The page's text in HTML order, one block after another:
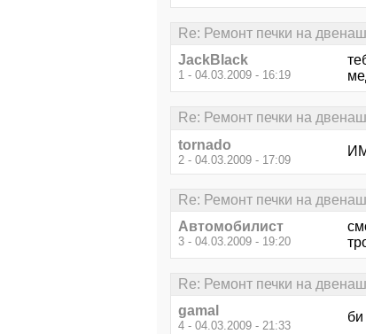
Re: Ремонт печки на
JackBlack
1 - 04.03.2009 - 16:19
Re: Ремонт печки на
tornado
2 - 04.03.2009 - 17:09
Re: Ремонт печки на
Автомобилист
3 - 04.03.2009 - 19:20
Re: Ремонт печки на
gаmаl
4 - 04.03.2009 - 21:33